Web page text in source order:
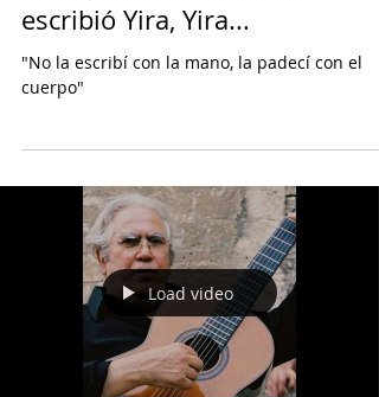
Discépolo cuenta cómo
escribió Yira, Yira...
Load video